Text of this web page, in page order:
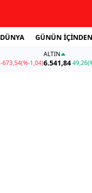
DÜNYA GÜNÜN İÇİNDEN
-673,54(%-1,04)
ALTIN
6.541,8449,26